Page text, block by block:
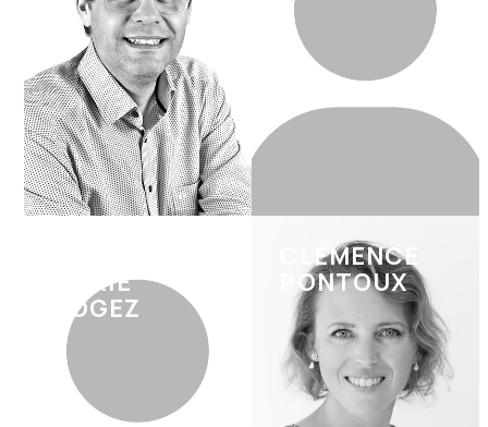
MARIE
ROGEZ
CLÉMENCE
PONTOUX